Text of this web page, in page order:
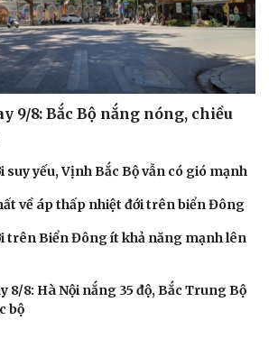
9/8: Bắc Bộ nắng nóng, chiều
suy yếu, Vịnh Bắc Bộ vẫn có gió mạnh
về áp thấp nhiệt đới trên biển Đông
trên Biển Đông ít khả năng mạnh lên
8/8: Hà Nội nắng 35 độ, Bắc Trung Bộ
bộ